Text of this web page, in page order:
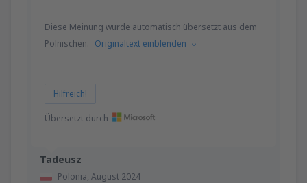
Tadeusz
Polonia, August 2024
Diese Meinung wurde automatisch übersetzt aus dem
Polnischen. Originaltext einblenden
Hilfreich!
Übersetzt durch